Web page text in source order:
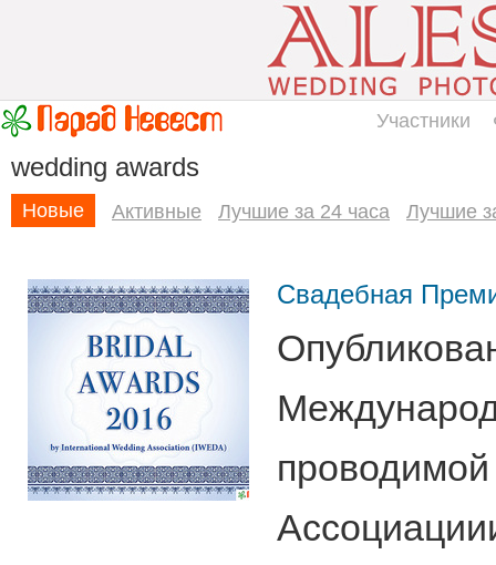
Участники
wedding awards
Новые Активные Лучшие за 24 часа Лучшие
Свадебная